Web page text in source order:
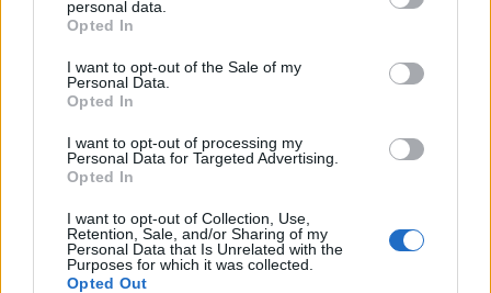
grant or deny consent to Google and its third-party tags to
use your data for below specified purposes in below Google
consent section.
personal data.
Opted In
I want to opt-out of the Sale of my
Personal Data.
Opted In
I want to opt-out of processing my
Personal Data for Targeted Advertising.
Opted In
I want to opt-out of Collection, Use,
Retention, Sale, and/or Sharing of my
Personal Data that Is Unrelated with the
Purposes for which it was collected.
Opted Out
Vsi dogodki v okviru občinskega praznika Občine
Muta so brezplačni, zato si kar zabeležite datume v
rokovnike, da slučajno ne bi zamudili odličnih
koncertov na Muti.